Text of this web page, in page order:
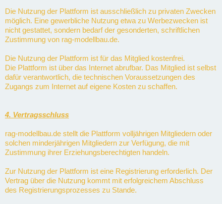
Die Nutzung der Plattform ist ausschließlich zu privaten Zwecken
möglich. Eine gewerbliche Nutzung etwa zu Werbezwecken ist
nicht gestattet, sondern bedarf der gesonderten, schriftlichen
Zustimmung von rag-modellbau.de.
Die Nutzung der Plattform ist für das Mitglied kostenfrei.
Die Plattform ist über das Internet abrufbar. Das Mitglied ist selbst
dafür verantwortlich, die technischen Voraussetzungen des
Zugangs zum Internet auf eigene Kosten zu schaffen.
4. Vertragsschluss
rag-modellbau.de stellt die Plattform volljährigen Mitgliedern oder
solchen minderjährigen Mitgliedern zur Verfügung, die mit
Zustimmung ihrer Erziehungsberechtigten handeln.
Zur Nutzung der Plattform ist eine Registrierung erforderlich. Der
Vertrag über die Nutzung kommt mit erfolgreichem Abschluss
des Registrierungsprozesses zu Stande.